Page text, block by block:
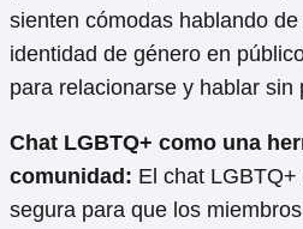
sienten cómodas hablando
identidad de género en
para relacionarse y hablar sin
Chat LGBTQ+ como una
comunidad: El chat
segura para que los